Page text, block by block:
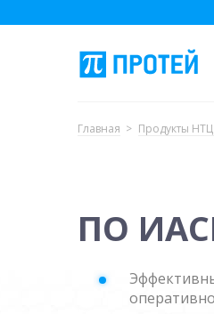
Главная Продукты
ПО